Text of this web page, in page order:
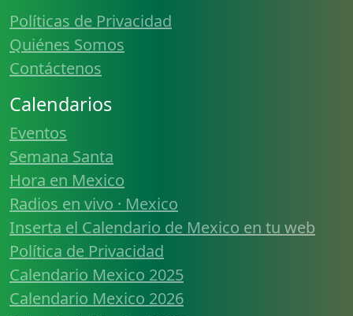
Políticas de Privacidad
Quiénes Somos
Contáctenos
Calendarios
Eventos
Semana Santa
Hora en Mexico
Radios en vivo · Mexico
Inserta el Calendario de Mexico en tu web
Política de Privacidad
Calendario Mexico 2025
Calendario Mexico 2026